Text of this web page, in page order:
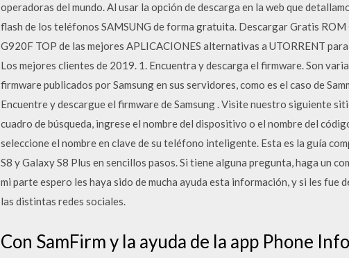
operadoras del mundo. Al usar la opción de descarga en la web que
flash de los teléfonos SAMSUNG de forma gratuita. Descargar Gratis
G920F TOP de las mejores APLICACIONES alternativas a UTORRENT
Los mejores clientes de 2019. 1. Encuentra y descarga el firmware. Son
firmware publicados por Samsung en sus servidores, como es el caso de
Encuentre y descargue el firmware de Samsung . Visite nuestro siguiente
cuadro de búsqueda, ingrese el nombre del dispositivo o el nombre del
seleccione el nombre en clave de su teléfono inteligente. Esta es la guía
S8 y Galaxy S8 Plus en sencillos pasos. Si tiene alguna pregunta, haga un
mi parte espero les haya sido de mucha ayuda esta información, y si les fue
las distintas redes sociales.
Con SamFirm y la ayuda de la app Phone